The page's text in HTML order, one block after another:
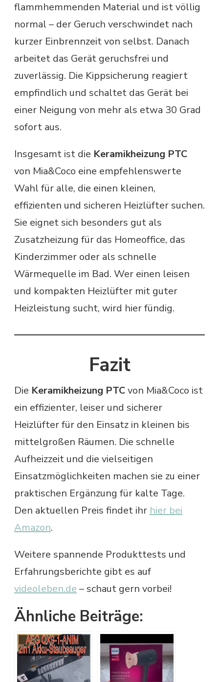
flammhemmenden Material und ist völlig
normal – der Geruch verschwindet nach
kurzer Einbrennzeit von selbst. Danach
arbeitet das Gerät geruchsfrei und
zuverlässig. Die Kippsicherung reagiert
empfindlich und schaltet das Gerät bei
einer Neigung von mehr als etwa 30 Grad
sofort aus.
Insgesamt ist die Keramikheizung PTC
von Mia&Coco eine empfehlenswerte
Wahl für alle, die einen kleinen,
effizienten und sicheren Heizlüfter suchen.
Sie eignet sich besonders gut als
Zusatzheizung für das Homeoffice, das
Kinderzimmer oder als schnelle
Wärmequelle im Bad. Wer einen leisen
und kompakten Heizlüfter mit guter
Heizleistung sucht, wird hier fündig.
Fazit
Die Keramikheizung PTCvon Mia&Coco ist
ein effizienter, leiser und sicherer
Heizlüfter für den Einsatz in kleinen bis
mittelgroßen Räumen. Die schnelle
Aufheizzeit und die vielseitigen
Einsatzmöglichkeiten machen sie zu einer
praktischen Ergänzung für kalte Tage.
Den aktuellen Preis findet ihr hier bei
Amazon.
Weitere spannende Produkttests und
Erfahrungsberichte gibt es auf
videoleben.de – schaut gern vorbei!
Ähnliche Beiträge: